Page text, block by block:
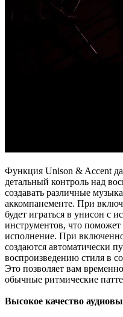
Функция Unison & Accent
детальный контроль над
создавать различные
аккомпанементе. При
будет играться в унисон с
инструментов, что
исполнение. При
создаются автоматически
воспроизведению стиля в
Это позволяет вам
обычные ритмические
Высокое качество